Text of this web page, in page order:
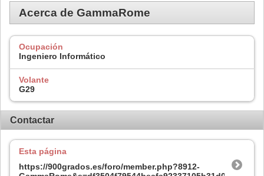
Acerca de GammaRome
Ocupación
Ingeniero Informático
Volante
G29
Contactar
Esta página
https://900grados.es/foro/member.php?8912-